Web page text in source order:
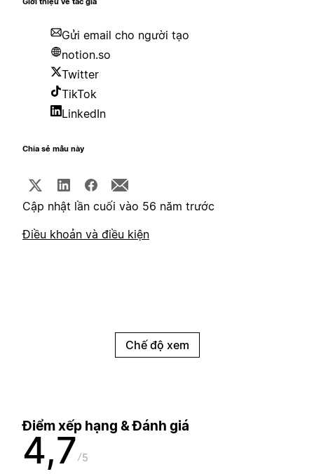
Giới thiệu về tác giả
Gửi email cho người tạo
notion.so
Twitter
TikTok
LinkedIn
Chia sẻ mẫu này
Cập nhật lần cuối vào 56 năm trước
Điều khoản và điều kiện
Chế độ xem
Điểm xếp hạng & Đánh giá
4,7 5